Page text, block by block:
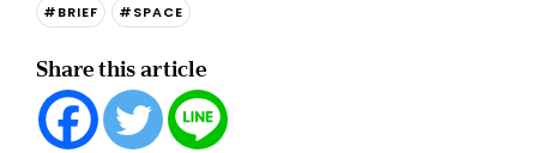
#BRIEF #SPACE
Share this article